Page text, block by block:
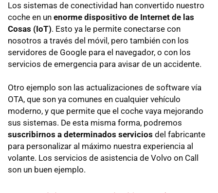
Los sistemas de conectividad han convertido nuestro
coche en un enorme dispositivo de Internet de las
Cosas (IoT). Esto ya le permite conectarse con
nosotros a través del móvil, pero también con los
servidores de Google para el navegador, o con los
servicios de emergencia para avisar de un accidente.
Otro ejemplo son las actualizaciones de software vía
OTA, que son ya comunes en cualquier vehículo
moderno, y que permite que el coche vaya mejorando
sus sistemas. De esta misma forma, podremos
suscribirnos a determinados servicios del fabricante
para personalizar al máximo nuestra experiencia al
volante. Los servicios de asistencia de Volvo on Call
son un buen ejemplo.